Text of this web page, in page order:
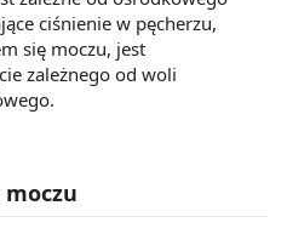
ciśnienie w pęcherzu,
się moczu, jest
zależnego od woli